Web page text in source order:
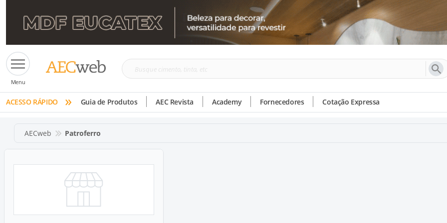
Menu
Busque
tinta,
etc
ACESSO RÁPIDO » Guia de Produtos AEC Revista Academy Fornecedores Cotação Expressa
AECweb Patroferro